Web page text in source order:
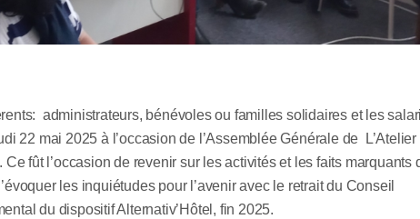
administrateurs, bénévoles ou familles solidaires et les
22 mai 2025 à l’occasion de l’Assemblée Générale de
Ce fût l’occasion de revenir sur les activités et les faits marquants
les inquiétudes pour l’avenir avec le retrait du Conseil
du dispositif Alternativ’Hôtel, fin 2025.